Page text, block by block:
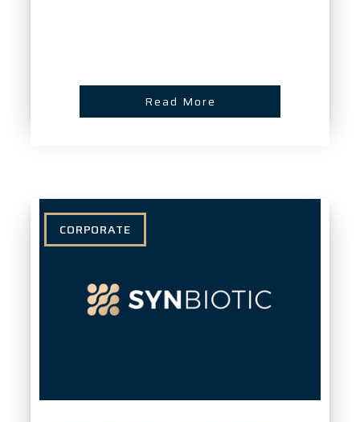
Read More
CORPORATE